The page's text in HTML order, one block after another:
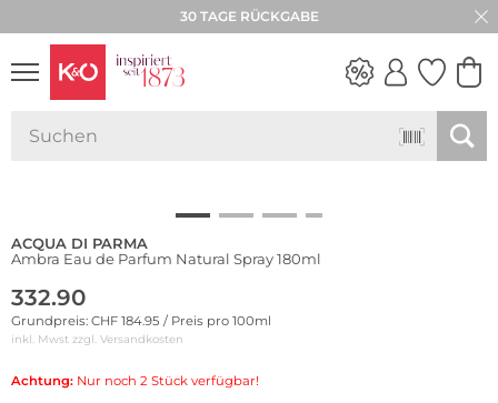
30 TAGE RÜCKGABE
ACQUA DI PARMA
Ambra Eau de Parfum Natural Spray 180ml
332.90
Grundpreis: CHF 184.95 / Preis pro 100ml
inkl. Mwst zzgl. Versandkosten
Achtung: Nur noch 2 Stück verfügbar!